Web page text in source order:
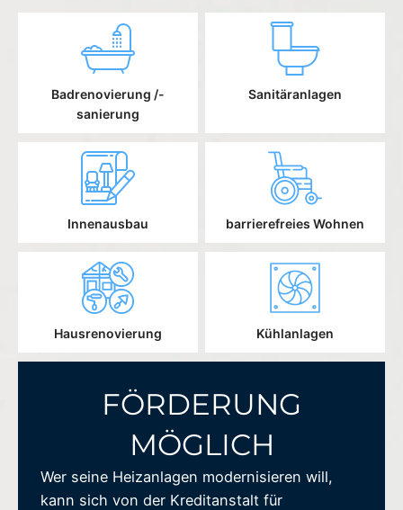
Badrenovierung /-
sanierung
Sanitäranlagen
Innenausbau barrierefreies Wohnen
Hausrenovierung Kühlanlagen
FÖRDERUNG
MÖGLICH
Wer seine Heizanlagen modernisieren will,
kann sich von der Kreditanstalt für